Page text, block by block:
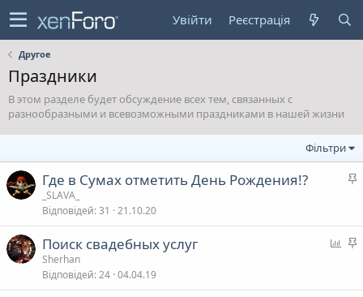
Увійти Реєстрація
Другое
Праздники
В этом разделе будет обсуждение всех тем, связанных с
разнообразными и всевозможными праздниками в нашей жизни
Фільтри
В
и
Где в Сумах отметить День Рождения!?
_SLAVA_
Відповідей 31 21.10.20
О В
Поиск свадебных услуг
Sherhan
Відповідей 24 04.04.19